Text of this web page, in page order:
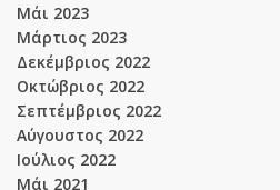
Μάι 2023
Μάρτιος 2023
Δεκέμβριος 2022
Οκτώβριος 2022
Σεπτέμβριος 2022
Αύγουστος 2022
Ιούλιος 2022
Μάι 2021